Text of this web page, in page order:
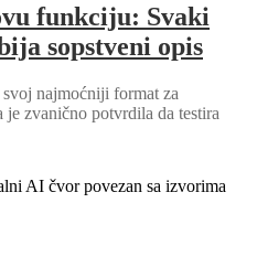
funkciju: Svaki
sopstveni opis
svoj najmoćniji format za
zvanično potvrdila da testira